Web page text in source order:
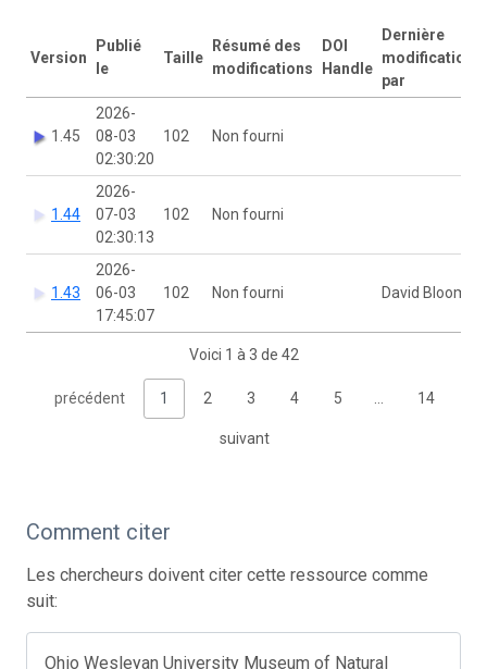
Version
Publié
le
Taille
Résumé des
modifications
DOI
Handle
Dernière
modification
par
1.45
2026-
08-03
02:30:20
102 Non fourni
1.44
2026-
07-03
02:30:13
102 Non fourni
1.43
2026-
06-03
17:45:07
102 Non fourni David Bloom
Voici 1 à 3 de 42
précédent 1 2 3 4 5 14
suivant
Comment citer
Les chercheurs doivent citer cette ressource comme
suit:
Ohio Wesleyan University Museum of Natural